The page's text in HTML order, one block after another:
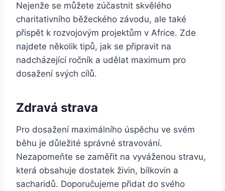
Nejenže se můžete zúčastnit skvělého
charitativního běžeckého závodu, ale také
přispět k rozvojovým projektům v Africe. Zde
najdete několik tipů, jak se připravit na
nadcházející ročník a udělat maximum pro
dosažení svých cílů.
Zdravá strava
Pro dosažení maximálního úspěchu ve svém
běhu je důležité správné stravování.
Nezapomeňte se zaměřit na vyváženou stravu,
která obsahuje dostatek živin, bílkovin a
sacharidů. Doporučujeme přidat do svého